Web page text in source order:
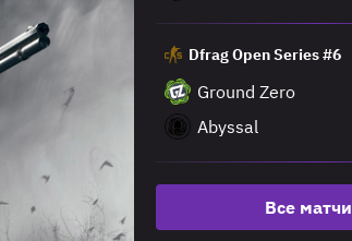
Dfrag Open Series #6
Ground Zero
Abyssal
Все матчи